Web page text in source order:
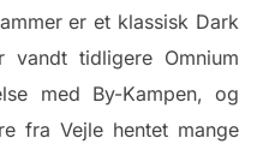
er et klassisk Dark
vandt tidligere Omnium
med By-Kampen, og
fra Vejle hentet mange